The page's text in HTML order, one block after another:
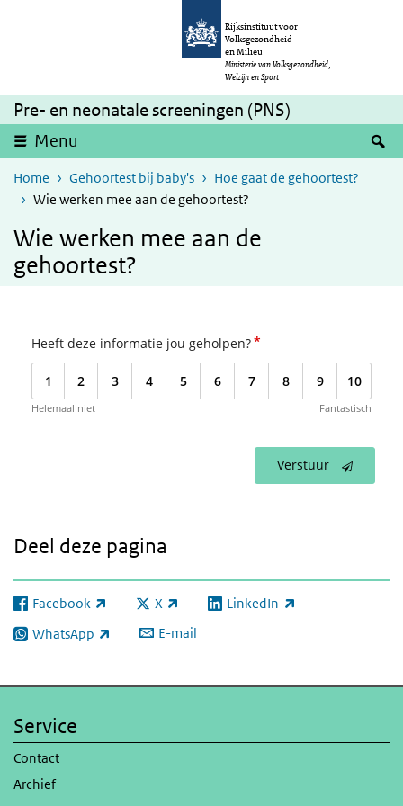
Overslaan en naar de inhoud gaan
Rijksinstituut voor
Volksgezondheid
en Milieu
Ministerie van Volksgezondheid,
Welzijn en Sport
Pre- en neonatale screeningen (PNS)
Menu
Home Gehoortest bij baby's
Hoe gaat de gehoortest?
Wie werken mee aan de gehoortest?
Wie werken mee aan de
gehoortest?
Heeft deze informatie jou geholpen?*
1 2 3 4 5 6 7 8 9 10
Helemaal niet Fantastisch
Verstuur
Deel deze pagina
Facebook
(externe link) X
(externe link) LinkedIn
(externe link)
WhatsApp
(externe link) E-mail
Service
Contact
Archief